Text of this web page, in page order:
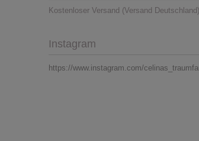
Kostenloser Versand (Versand
Instagram
https://www.instagram.com/